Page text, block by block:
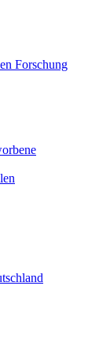
Forschung